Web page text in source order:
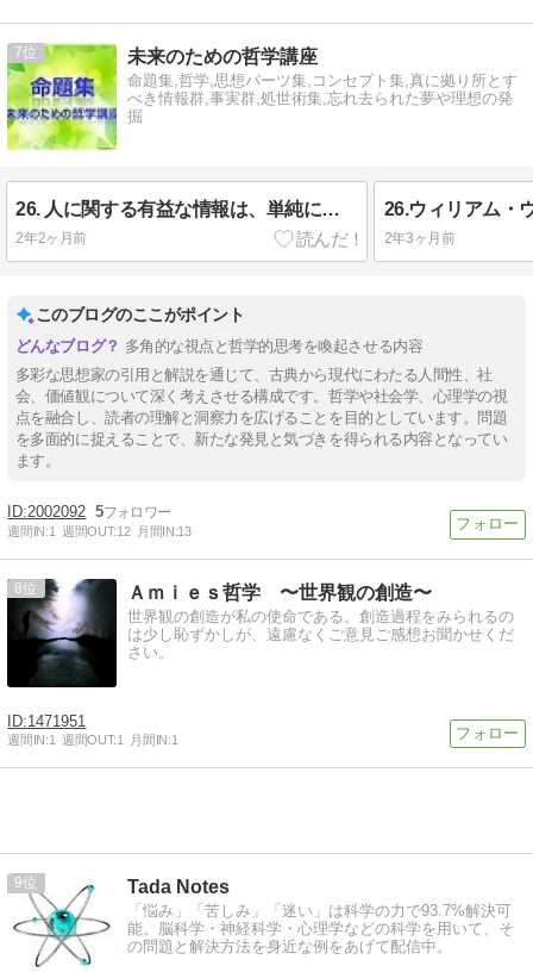
7 未来のための哲学講座
命題集,哲学,思想パーツ集,コンセプト集,真に拠り所とす
べき情報群,事実群,処世術集,忘れ去られた夢や理想の発
掘
26. 人に関する有益な情報は、単純に本人に尋ねることによって最も直接的に得られる可能性がある（ウォルター・ミシェル(1930-2018)
2年2ヶ月前 2年3ヶ月前
このブログのここがポイント
多角的な視点と哲学的思考を喚起させる内容
多彩な思想家の引用と解説を通じて、古典から現代にわたる人間性、社
会、価値観について深く考えさせる構成です。哲学や社会学、心理学の視
点を融合し、読者の理解と洞察力を広げることを目的としています。問題
を多面的に捉えることで、新たな発見と気づきを得られる内容となってい
ます。
2002092 5
週間IN:1 週間OUT:12 月間IN:13
8 Ａｍｉｅｓ哲学 〜世界観の創造〜
世界観の創造が私の使命である。創造過程をみられるの
は少し恥ずかしが、遠慮なくご意見ご感想お聞かせくだ
さい。
1471951
週間IN:1 週間OUT:1 月間IN:1
9 Tada Notes
「悩み」「苦しみ」「迷い」は科学の力で93.7%解決可
能。脳科学・神経科学・心理学などの科学を用いて、そ
の問題と解決方法を身近な例をあげて配信中。